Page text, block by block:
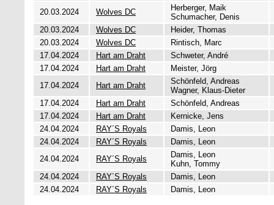
20.03.2024
Wolves DC
Herberger, Maik
Schumacher, Denis
20.03.2024
Wolves DC
Heider, Thomas
20.03.2024
Wolves DC
Rintisch, Marc
17.04.2024
Hart am Draht
Schweter, André
17.04.2024
Hart am Draht
Meister, Jörg
17.04.2024
Hart am Draht
Schönfeld, Andreas
Wagner, Klaus-Dieter
17.04.2024
Hart am Draht
Schönfeld, Andreas
17.04.2024
Hart am Draht
Kernicke, Jens
24.04.2024
RAY´S Royals
Damis, Leon
24.04.2024
RAY´S Royals
Damis, Leon
24.04.2024
RAY´S Royals
Damis, Leon
Kuhn, Tommy
24.04.2024
RAY´S Royals
Damis, Leon
24.04.2024
RAY´S Royals Damis, Leon